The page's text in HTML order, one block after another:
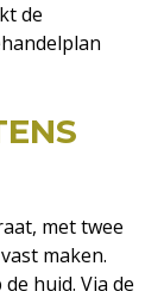
de
met twee
maken.
huid. Via de